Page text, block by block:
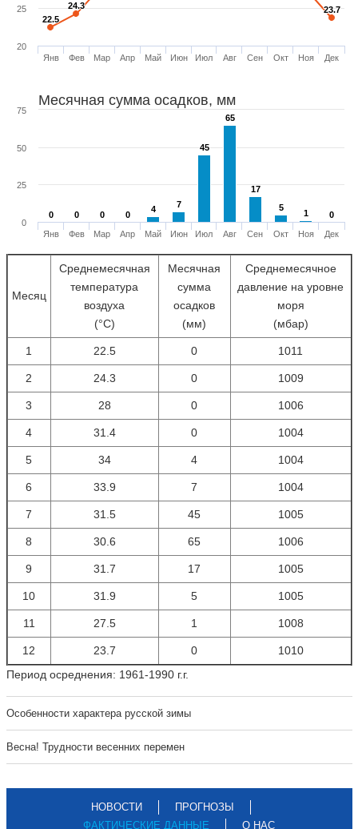
22.5
22.5
24.3
24.3 23.7
23.7
Янв Фев Мар Апр Май Июн Июл Авг Сен Окт Ноя Дек
20
25
Месячная сумма осадков, мм
0
0 0
0 0
0 0
0
4
4 7
7
45
45
65
65
17
17
5
5
1
1 0
0
Янв
Фев Мар Апр Май Июн Июл Авг Сен Окт Ноя Дек
0
25
50
75
Месяц
Среднемесячная
температура
воздуха
(°С)
Месячная
сумма
осадков
(мм)
Среднемесячное
давление на уровне
моря
(мбар)
1 22.5 0 1011
2 24.3 0 1009
3 28 0 1006
4 31.4 0 1004
5 34 4 1004
6 33.9 7 1004
7 31.5 45 1005
8 30.6 65 1006
9 31.7 17 1005
10 31.9 5 1005
11 27.5 1 1008
12 23.7 0
1010
Период осреднения: 1961-1990 г.г.
Особенности характера русской зимы
Весна! Трудности весенних перемен
НОВОСТИ
ПРОГНОЗЫ
ФАКТИЧЕСКИЕ ДАННЫЕ
О НАС